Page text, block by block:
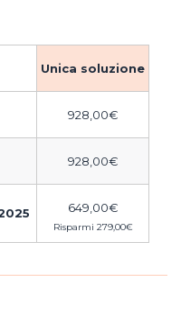
Unica soluzione
928,00€
928,00€
649,00€
Risparmi 279,00€